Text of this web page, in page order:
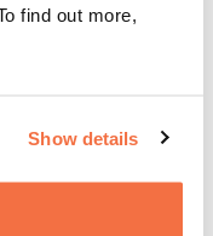
find out more,
Show details